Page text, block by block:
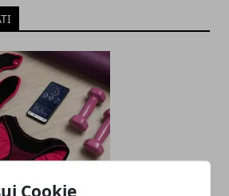
Cookie